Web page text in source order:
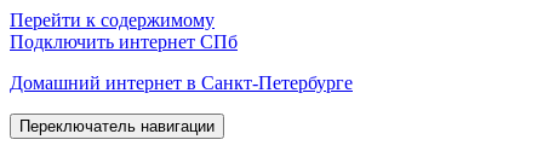
Перейти к содержимому
Подключить интернет СПб
Домашний интернет в Санкт-Петербурге
Переключатель навигации